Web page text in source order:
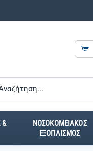
&
ΝΟΣΟΚΟΜΕΙΑΚΟΣ
ΕΞΟΠΛΙΣΜΟΣ